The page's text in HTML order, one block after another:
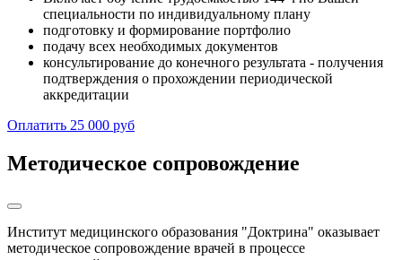
специальности по индивидуальному плану
подготовку и формирование портфолио
подачу всех необходимых документов
консультирование до конечного результата - получения
подтверждения о прохождении периодической
аккредитации
Оплатить 25 000 руб
Методическое сопровождение
Институт медицинского образования "Доктрина" оказывает
методическое сопровождение врачей в процессе